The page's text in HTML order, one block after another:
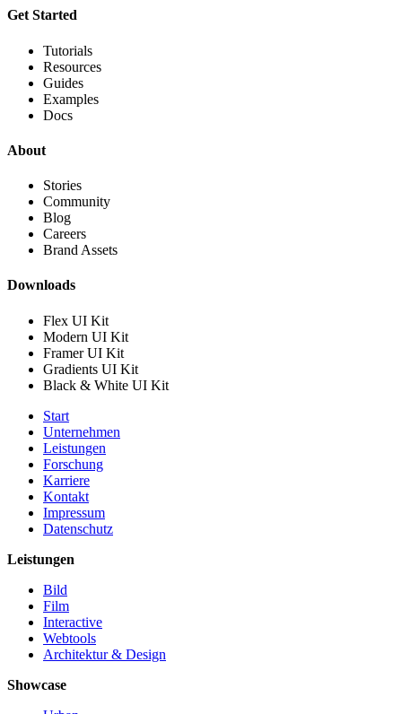
Get Started
Tutorials
Resources
Guides
Examples
Docs
About
Stories
Community
Blog
Careers
Brand Assets
Downloads
Flex UI Kit
Modern UI Kit
Framer UI Kit
Gradients UI Kit
Black & White UI Kit
Start
Unternehmen
Leistungen
Forschung
Karriere
Kontakt
Impressum
Datenschutz
Leistungen
Bild
Film
Interactive
Webtools
Architektur & Design
Showcase